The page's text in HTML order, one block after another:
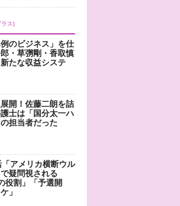
ラス)
のビジネス」を仕
・草彅剛・香取慎
たな収益システ
開！佐藤二朗を詰
士は「国分太一ハ
担当者だった
アメリカ横断ウル
疑問視される
役割」「予選開
」